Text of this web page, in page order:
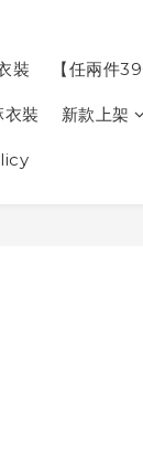
裝 【任兩件
衣裝 新款上架